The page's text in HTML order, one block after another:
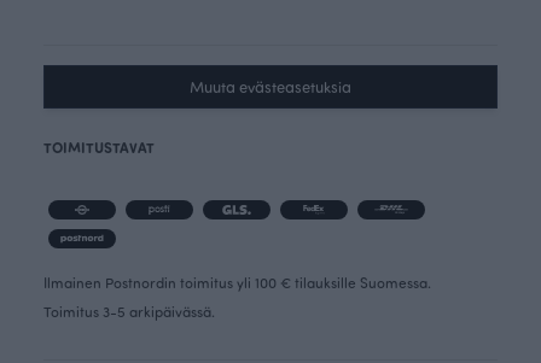
Muuta evästeasetuksia
TOIMITUSTAVAT
Ilmainen Postnordin toimitus yli 100 € tilauksille Suomessa.
Toimitus 3-5 arkipäivässä.